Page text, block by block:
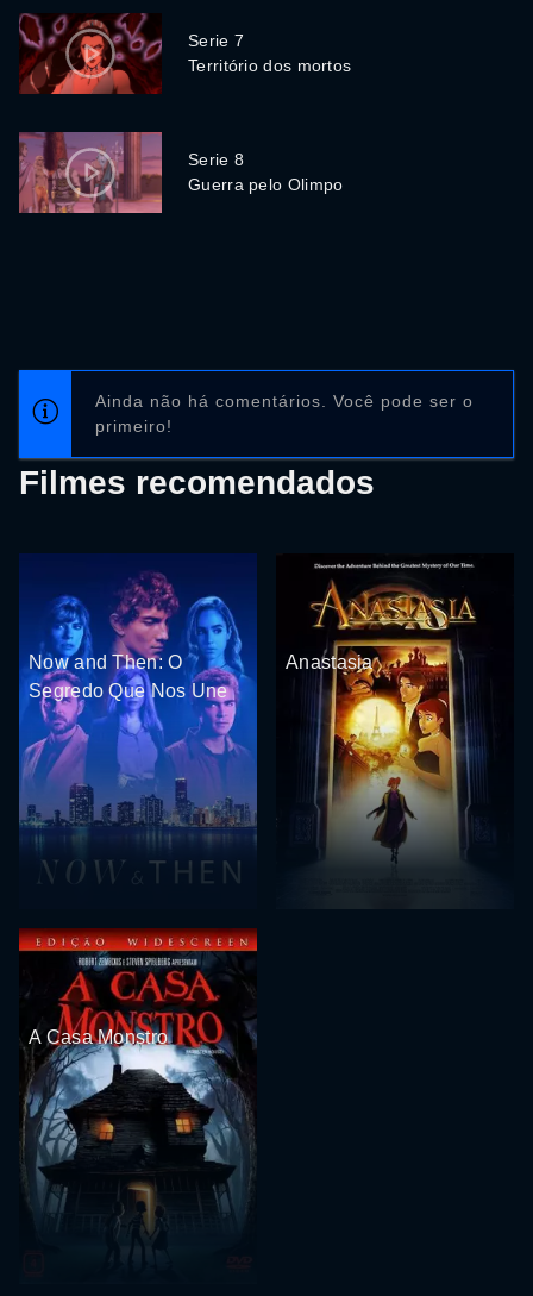
Serie 7
Território dos mortos
Serie 8
Guerra pelo Olimpo
Ainda não há comentários. Você pode ser o
primeiro!
Filmes recomendados
Now and Then: O
Segredo Que Nos Une
Anastasia
A Casa Monstro